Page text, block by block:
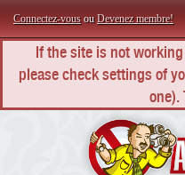
Connectez-vous ou Devenez membre!
If the site is not
please check settings of
one).